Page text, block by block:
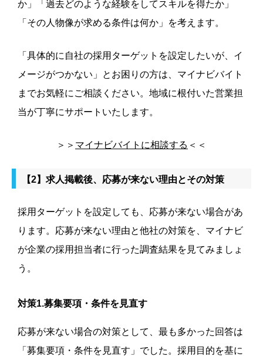
か」「過去どのような経験をしてスキルを得たか」
「その人物像が求める条件は何か」を考えます。
「具体的に自社の採用ターゲットを設定したいが、イ
メージがつかない」とお困りの方は、マイナビバイト
までお気軽にご相談ください。地域に根付いた営業担
当が丁寧にサポートいたします。
＞＞ マイナビバイトに相談する ＜＜
【2】求人掲載後、応募が来ない理由とその対策
採用ターゲットを設定しても、応募が来ない場合があ
ります。応募が来ない理由と他社の対策を、マイナビ
が企業の採用担当者に行った調査結果を見てみましょ
う。
対策1.募集要項・条件を見直す
応募が来ない場合の対策として、最も多かった回答は
「募集要項・条件を見直す」でした。採用目的を基に